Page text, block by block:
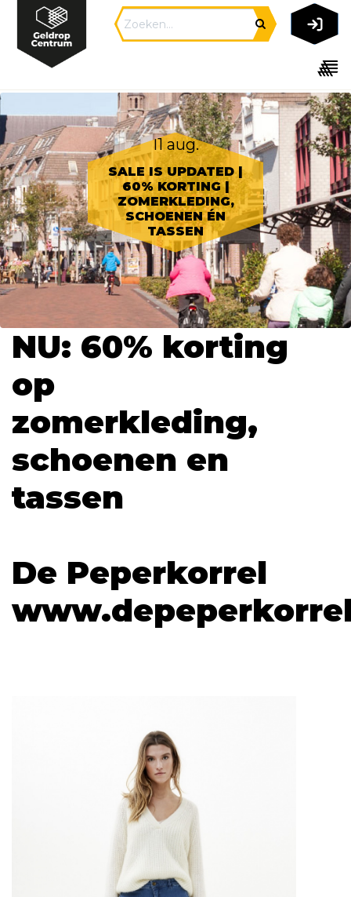
11 aug.
SALE IS UPDATED |
60% KORTING |
ZOMERKLEDING,
SCHOENEN ÉN
TASSEN
NU: 60% korting
op
zomerkleding,
schoenen en
tassen
De Peperkorrel